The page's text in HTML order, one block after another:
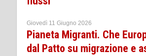
Giovedì 11 Giugno 2026
Pianeta Migranti. Che
dal Patto su migrazione e